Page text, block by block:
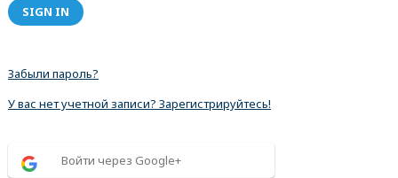
SIGN IN
Забыли пароль?
У вас нет учетной записи? Зарегистрируйтесь!
Войти через Google+